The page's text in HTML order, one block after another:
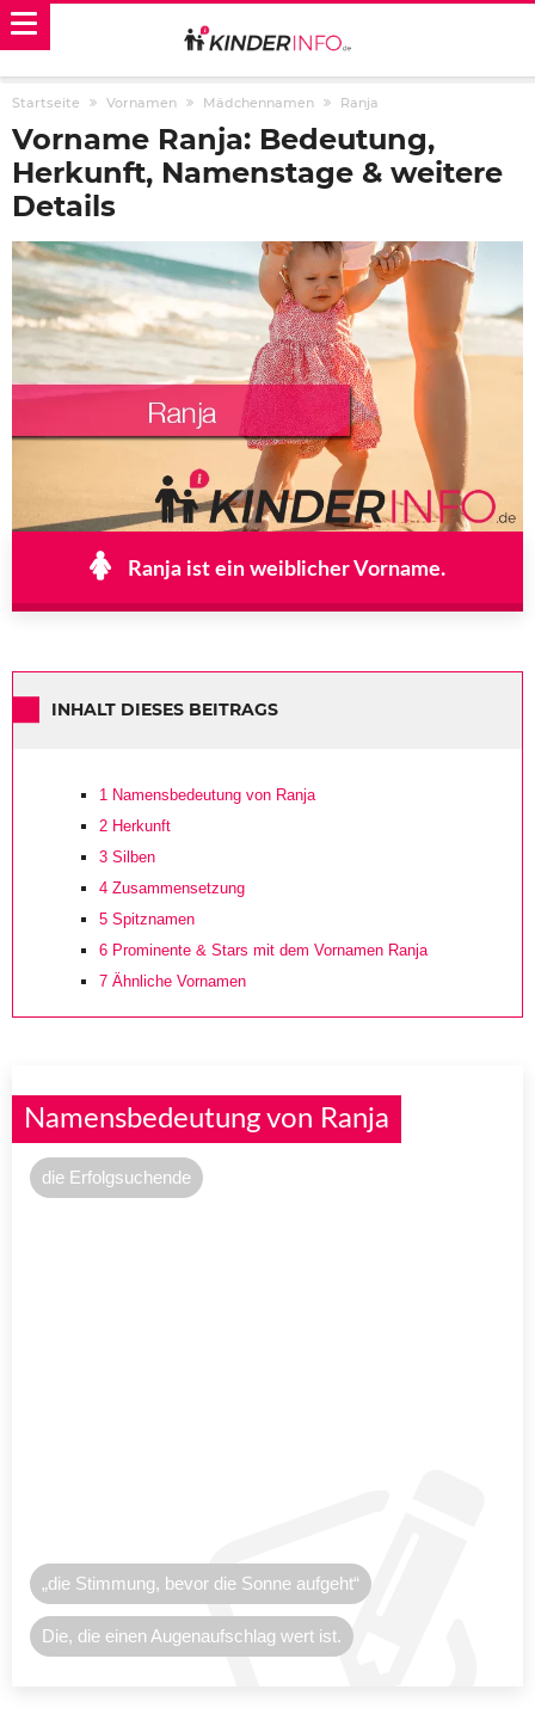
Startseite Vornamen Mädchennamen Ranja
Vorname Ranja: Bedeutung,
Herkunft, Namenstage & weitere
Details
Ranja ist ein weiblicher Vorname.
INHALT DIESES BEITRAGS
1 Namensbedeutung von Ranja
2 Herkunft
3 Silben
4 Zusammensetzung
5 Spitznamen
6 Prominente & Stars mit dem Vornamen Ranja
7 Ähnliche Vornamen
Namensbedeutung von Ranja
die Erfolgsuchende
„die Stimmung, bevor die Sonne aufgeht“
Die, die einen Augenaufschlag wert ist.